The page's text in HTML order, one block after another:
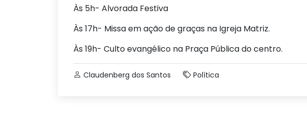
Às 5h- Alvorada Festiva
Às 17h- Missa em ação de graças na Igreja Matriz.
Às 19h- Culto evangélico na Praça Pública do centro.
Claudenberg dos Santos Política